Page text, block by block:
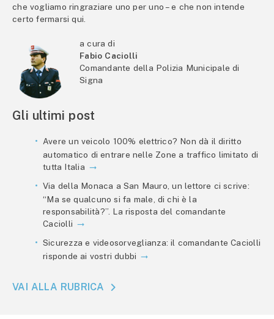
che vogliamo ringraziare uno per uno – e che non intende
certo fermarsi qui.
a cura di
Fabio Caciolli
Comandante della Polizia Municipale di
Signa
Gli ultimi post
Avere un veicolo 100% elettrico? Non dà il diritto
automatico di entrare nelle Zone a traffico limitato di
tutta Italia
Via della Monaca a San Mauro, un lettore ci scrive:
“Ma se qualcuno si fa male, di chi è la
responsabilità?”. La risposta del comandante
Caciolli
Sicurezza e videosorveglianza: il comandante Caciolli
risponde ai vostri dubbi
VAI ALLA RUBRICA